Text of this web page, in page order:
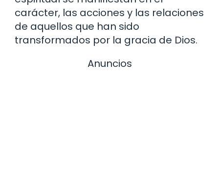
carácter, las acciones y las relaciones
de aquellos que han sido
transformados por la gracia de Dios.
Anuncios